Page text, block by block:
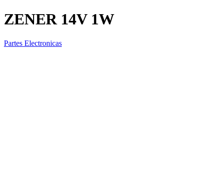
ZENER 14V 1W
Partes Electronicas